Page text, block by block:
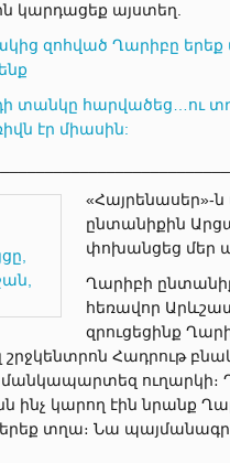
կարդացեք այստեղ.
զոհված Ղարիբը
տանկը հարվածեց…ու
էր միասին:
«Հայրենասեր»-
ընտանիքին
փոխանցեց մեր
Ղարիբի
հեռավոր Արևշատ
զրուցեցինք
Հադրութ
մանկապարտեզ ուղարկի։
ինչ կարող էին նրանք
երեք տղա։ Նա